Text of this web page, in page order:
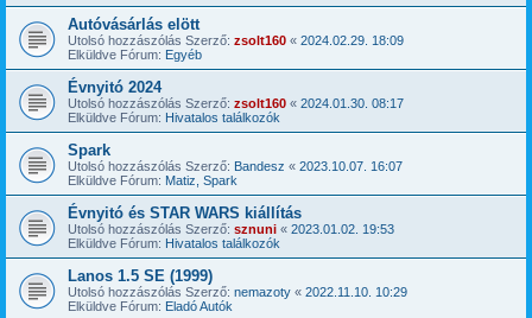
Autóvásárlás elött
Utolsó hozzászólás Szerző: zsolt160 « 2024.02.29. 18:09
Elküldve Fórum: Egyéb
Évnyitó 2024
Utolsó hozzászólás Szerző: zsolt160 « 2024.01.30. 08:17
Elküldve Fórum: Hivatalos találkozók
Spark
Utolsó hozzászólás Szerző: Bandesz « 2023.10.07. 16:07
Elküldve Fórum: Matiz, Spark
Évnyitó és STAR WARS kiállítás
Utolsó hozzászólás Szerző: sznuni « 2023.01.02. 19:53
Elküldve Fórum: Hivatalos találkozók
Lanos 1.5 SE (1999)
Utolsó hozzászólás Szerző: nemazoty « 2022.11.10. 10:29
Elküldve Fórum: Eladó Autók